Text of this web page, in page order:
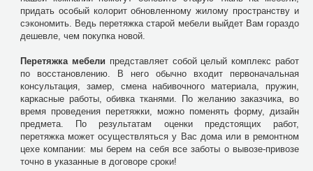
придать особый колорит обновленному жилому пространству и
сэкономить. Ведь перетяжка старой мебели выйдет Вам гораздо
дешевле, чем покупка новой.
Перетяжка мебели представляет собой целый комплекс работ
по восстановлению. В него обычно входит первоначальная
консультация, замер, смена набивочного материала, пружин,
каркасные работы, обивка тканями. По желанию заказчика, во
время проведения перетяжки, можно поменять форму, дизайн
предмета. По результатам оценки предстоящих работ,
перетяжка может осуществляться у Вас дома или в ремонтном
цехе компании: мы берем на себя все заботы о вывозе-привозе
точно в указанные в договоре сроки!